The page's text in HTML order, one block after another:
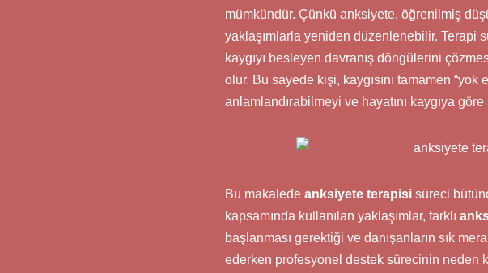
mümkündür. Çünkü anksiyete, öğrenilmiş
yaklaşımlarla yeniden düzenlenebilir. Terapi
kaygıyı besleyen davranış döngülerini
olur. Bu sayede kişi, kaygısını tamamen
anlamlandırabilmeyi ve hayatını kaygıya
Bu makalede anksiyete terapisisüreci
kapsamında kullanılan yaklaşımlar, farklı
başlanması gerektiği ve danışanların sık
ederken profesyonel destek sürecinin neden